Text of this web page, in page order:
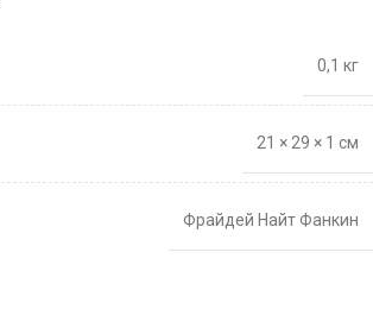
0,1 кг
21 × 29 × 1 см
Фрайдей Найт Фанкин